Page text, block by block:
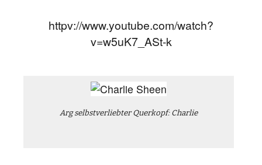
httpv://www.youtube.com/watch?
v=w5uK7_ASt-k
Arg selbstverliebter Querkopf: Charlie